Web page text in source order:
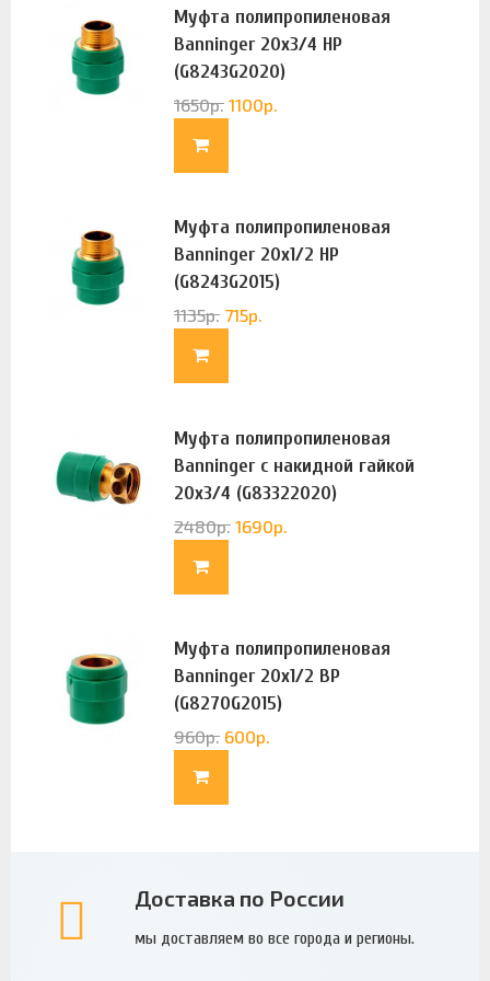
Муфта полипропиленовая
Banninger 20х3/4 НР
(G8243G2020)
1650р. 1100р.
Муфта полипропиленовая
Banninger 20х1/2 НР
(G8243G2015)
1135р. 715р.
Муфта полипропиленовая
Banninger с накидной гайкой
20х3/4 (G83322020)
2480р. 1690р.
Муфта полипропиленовая
Banninger 20х1/2 ВР
(G8270G2015)
960р. 600р.
Доставка по России
мы доставляем во все города и регионы.